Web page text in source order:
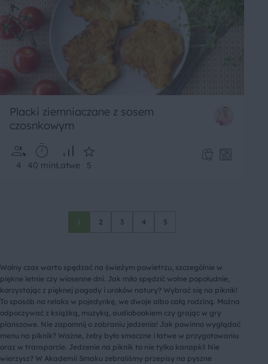
Placki ziemniaczane z sosem
czosnkowym
4 40 minŁatwe 5
1 2 3 4 5
Wolny czas warto spędzać na świeżym powietrzu, szczególnie w
piękne letnie czy wiosenne dni. Jak miło spędzić wolne popołudnie,
korzystając z pięknej pogody i uroków natury? Wybrać się na piknik!
To sposób na relaks w pojedynkę, we dwoje albo całą rodziną. Można
odpoczywać z książką, muzyką, audiobookiem czy grając w gry
planszowe. Nie zapomnij o zabraniu jedzenia! Jak powinno wyglądać
menu na piknik? Ważne, żeby było smaczne i łatwe w przygotowaniu
oraz w transporcie. Jedzenie na piknik to nie tylko kanapki! Nie
wierzysz? W Akademii Smaku zebraliśmy przepisy na pyszne